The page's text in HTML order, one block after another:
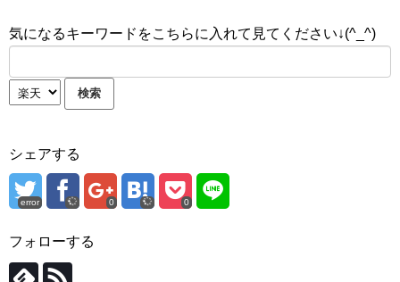
気になるキーワードをこちらに入れて見てください↓(^_^)
シェアする
error 0 0
フォローする